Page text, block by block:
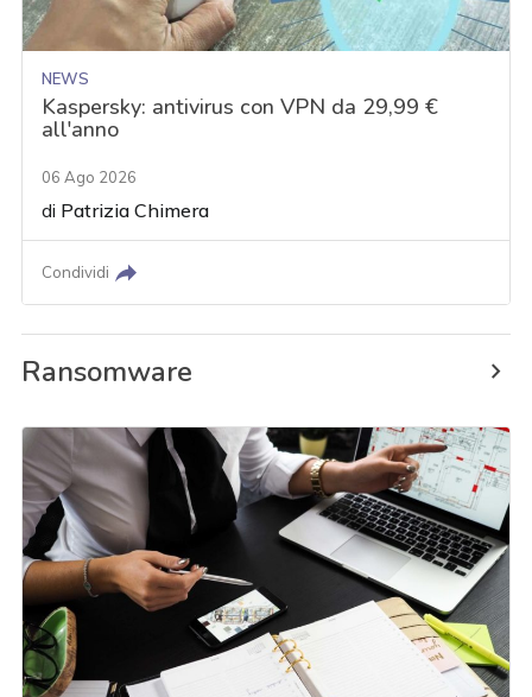
NEWS
Kaspersky: antivirus con VPN da 29,99 €
all'anno
06 Ago 2026
di Patrizia Chimera
Condividi
Ransomware